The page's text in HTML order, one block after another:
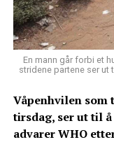
En mann går forbi et
stridene partene ser ut
Våpenhvilen som
tirsdag, ser ut til
advarer WHO